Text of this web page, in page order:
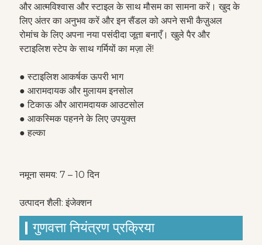
और आत्मविश्वास और स्टाइल के साथ मौसम का सामना करें। खुद के
लिए अंतर का अनुभव करें और इन सैंडल को अपने सभी कैज़ुअल
रोमांच के लिए अपना नया पसंदीदा जूता बनाएँ। खुले पैर और
स्टाइलिश स्टेप के साथ गर्मियों का मज़ा लें!
● स्टाइलिश आकर्षक ऊपरी भाग
● आरामदायक और मुलायम इनसोल
● टिकाऊ और आरामदायक आउटसोल
● आकस्मिक पहनने के लिए उपयुक्त
● हल्का
नमूना समय: 7 – 10 दिन
उत्पादन शैली: इंजेक्शन
गुणवत्ता नियंत्रण प्रक्रिया